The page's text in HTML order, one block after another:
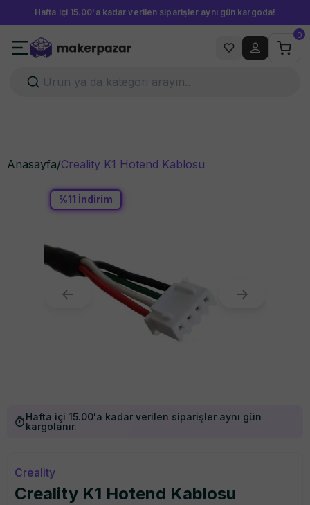
Hafta içi 15.00'a kadar verilen siparişler aynı gün kargoda!
0
Anasayfa/Creality K1 Hotend Kablosu
%11 İndirim
Hafta içi 15.00'a kadar verilen siparişler aynı gün
kargolanır.
Creality
Creality K1 Hotend Kablosu